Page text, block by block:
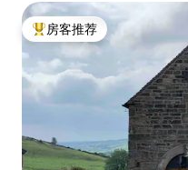
热门「房客推荐」
房客推荐